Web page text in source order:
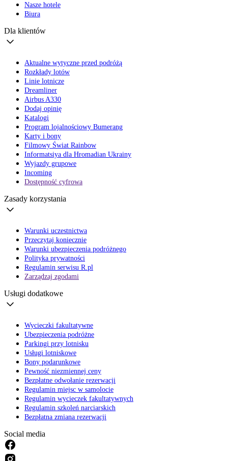
Nasze hotele
Biura
Dla klientów
Aktualne wytyczne przed podróżą
Rozkłady lotów
Linie lotnicze
Dreamliner
Airbus A330
Dodaj opinię
Katalogi
Program lojalnościowy Bumerang
Karty i bony
Filmowy Świat Rainbow
Informatsiya dla Hromadian Ukrainy
Wyjazdy grupowe
Incoming
Dostępność cyfrowa
Zasady korzystania
Warunki uczestnictwa
Przeczytaj koniecznie
Warunki ubezpieczenia podróżnego
Polityka prywatności
Regulamin serwisu R.pl
Zarządzaj zgodami
Usługi dodatkowe
Wycieczki fakultatywne
Ubezpieczenia podróżne
Parkingi przy lotnisku
Usługi lotniskowe
Bony podarunkowe
Pewność niezmiennej ceny
Bezpłatne odwołanie rezerwacji
Regulamin miejsc w samolocie
Regulamin wycieczek fakultatywnych
Regulamin szkoleń narciarskich
Bezpłatna zmiana rezerwacji
Social media